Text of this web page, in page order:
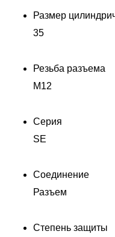
Размер
35
Резьба разъема
M12
Серия
SE
Соединение
Разъем
Степень защиты